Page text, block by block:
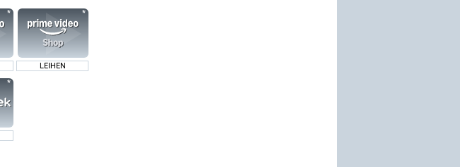
LEIHEN